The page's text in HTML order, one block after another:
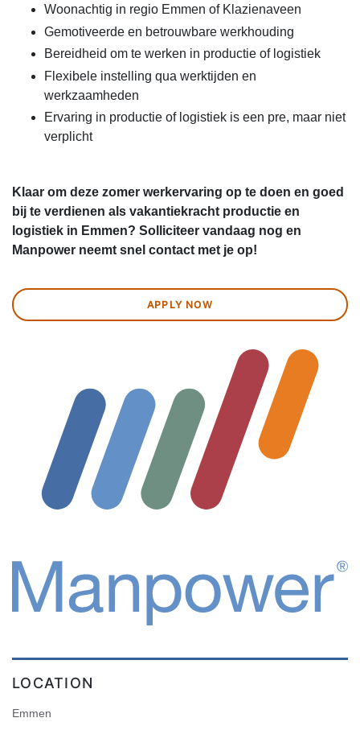
Woonachtig in regio Emmen of Klazienaveen
Gemotiveerde en betrouwbare werkhouding
Bereidheid om te werken in productie of logistiek
Flexibele instelling qua werktijden en
werkzaamheden
Ervaring in productie of logistiek is een pre, maar niet
verplicht
Klaar om deze zomer werkervaring op te doen en goed
bij te verdienen als vakantiekracht productie en
logistiek in Emmen? Solliciteer vandaag nog en
Manpower neemt snel contact met je op!
APPLY NOW
LOCATION
Emmen